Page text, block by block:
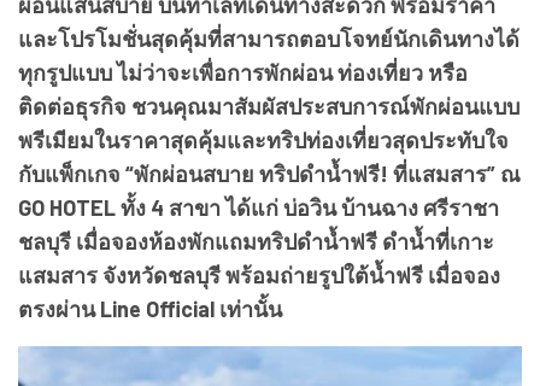
และโปรโมชั่นสุดคุ้มที่สามารถตอบโจทย์นักเดินทางได้
ทุกรูปแบบ ไม่ว่าจะเพื่อการพักผ่อน ท่องเที่ยว หรือ
ติดต่อธุรกิจ ชวนคุณมาสัมผัสประสบการณ์พักผ่อนแบบ
พรีเมียมในราคาสุดคุ้มและทริปท่องเที่ยวสุดประทับใจ
กับแพ็กเกจ “พักผ่อนสบาย ทริปดำน้ำฟรี! ที่แสมสาร” ณ
GO HOTEL ทั้ง 4 สาขา ได้แก่ บ่อวิน บ้านฉาง ศรีราชา
ชลบุรี เมื่อจองห้องพักแถมทริปดำน้ำฟรี ดำน้ำที่เกาะ
แสมสาร จังหวัดชลบุรี พร้อมถ่ายรูปใต้น้ำฟรี เมื่อจอง
ตรงผ่าน Line Official เท่านั้น